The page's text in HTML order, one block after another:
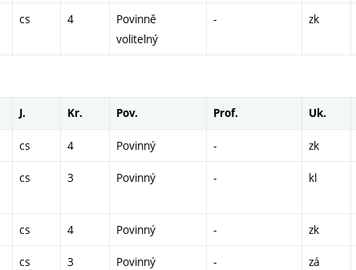
cs 4
Povinně
volitelný
- zk
J. Kr. Pov. Prof. Uk.
cs 4 Povinný - zk
cs 3 Povinný - kl
cs 4 Povinný - zk
cs 3 Povinný - zá